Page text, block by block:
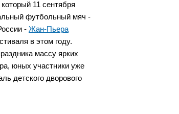
11 сентября
футбольный мяч -
- Жан-Пьера
в этом году.
массу ярких
юных участники уже
детского дворового